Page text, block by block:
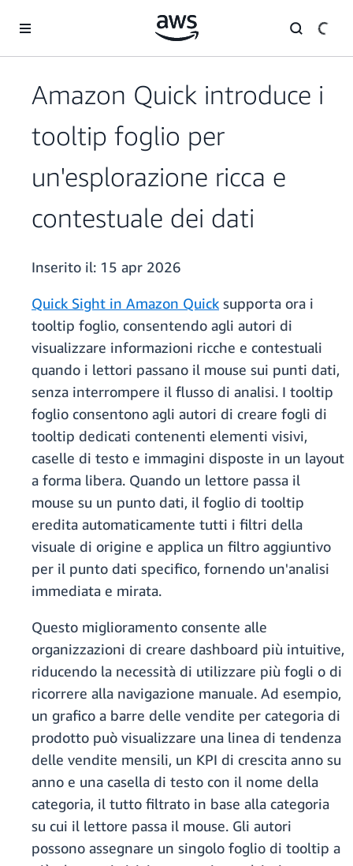
Amazon Quick introduce i
tooltip foglio per
un'esplorazione ricca e
contestuale dei dati
Inserito il: 15 apr 2026
Quick Sight in Amazon Quick supporta ora i
tooltip foglio, consentendo agli autori di
visualizzare informazioni ricche e contestuali
quando i lettori passano il mouse sui punti dati,
senza interrompere il flusso di analisi. I tooltip
foglio consentono agli autori di creare fogli di
tooltip dedicati contenenti elementi visivi,
caselle di testo e immagini disposte in un layout
a forma libera. Quando un lettore passa il
mouse su un punto dati, il foglio di tooltip
eredita automaticamente tutti i filtri della
visuale di origine e applica un filtro aggiuntivo
per il punto dati specifico, fornendo un'analisi
immediata e mirata.
Questo miglioramento consente alle
organizzazioni di creare dashboard più intuitive,
riducendo la necessità di utilizzare più fogli o di
ricorrere alla navigazione manuale. Ad esempio,
un grafico a barre delle vendite per categoria di
prodotto può visualizzare una linea di tendenza
delle vendite mensili, un KPI di crescita anno su
anno e una casella di testo con il nome della
categoria, il tutto filtrato in base alla categoria
su cui il lettore passa il mouse. Gli autori
possono assegnare un singolo foglio di tooltip a